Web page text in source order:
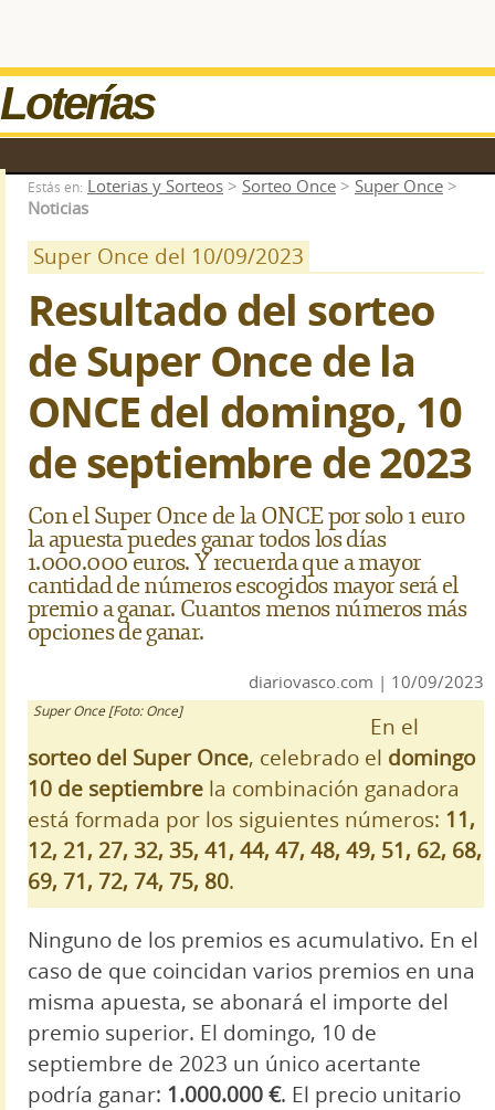
Loterías
Estás en: Loterias y Sorteos > Sorteo Once > Super Once >
Noticias
Super Once del 10/09/2023
Resultado del sorteo
de Super Once de la
ONCE del domingo, 10
de septiembre de 2023
Con el Super Once de la ONCE por solo 1 euro
la apuesta puedes ganar todos los días
1.000.000 euros. Y recuerda que a mayor
cantidad de números escogidos mayor será el
premio a ganar. Cuantos menos números más
opciones de ganar.
diariovasco.com | 10/09/2023
Super Once [Foto: Once]
En el
sorteo del Super Once, celebrado el domingo
10 de septiembre la combinación ganadora
está formada por los siguientes números: 11,
12, 21, 27, 32, 35, 41, 44, 47, 48, 49, 51, 62, 68,
69, 71, 72, 74, 75, 80.
Ninguno de los premios es acumulativo. En el
caso de que coincidan varios premios en una
misma apuesta, se abonará el importe del
premio superior. El domingo, 10 de
septiembre de 2023 un único acertante
podría ganar: 1.000.000 €. El precio unitario